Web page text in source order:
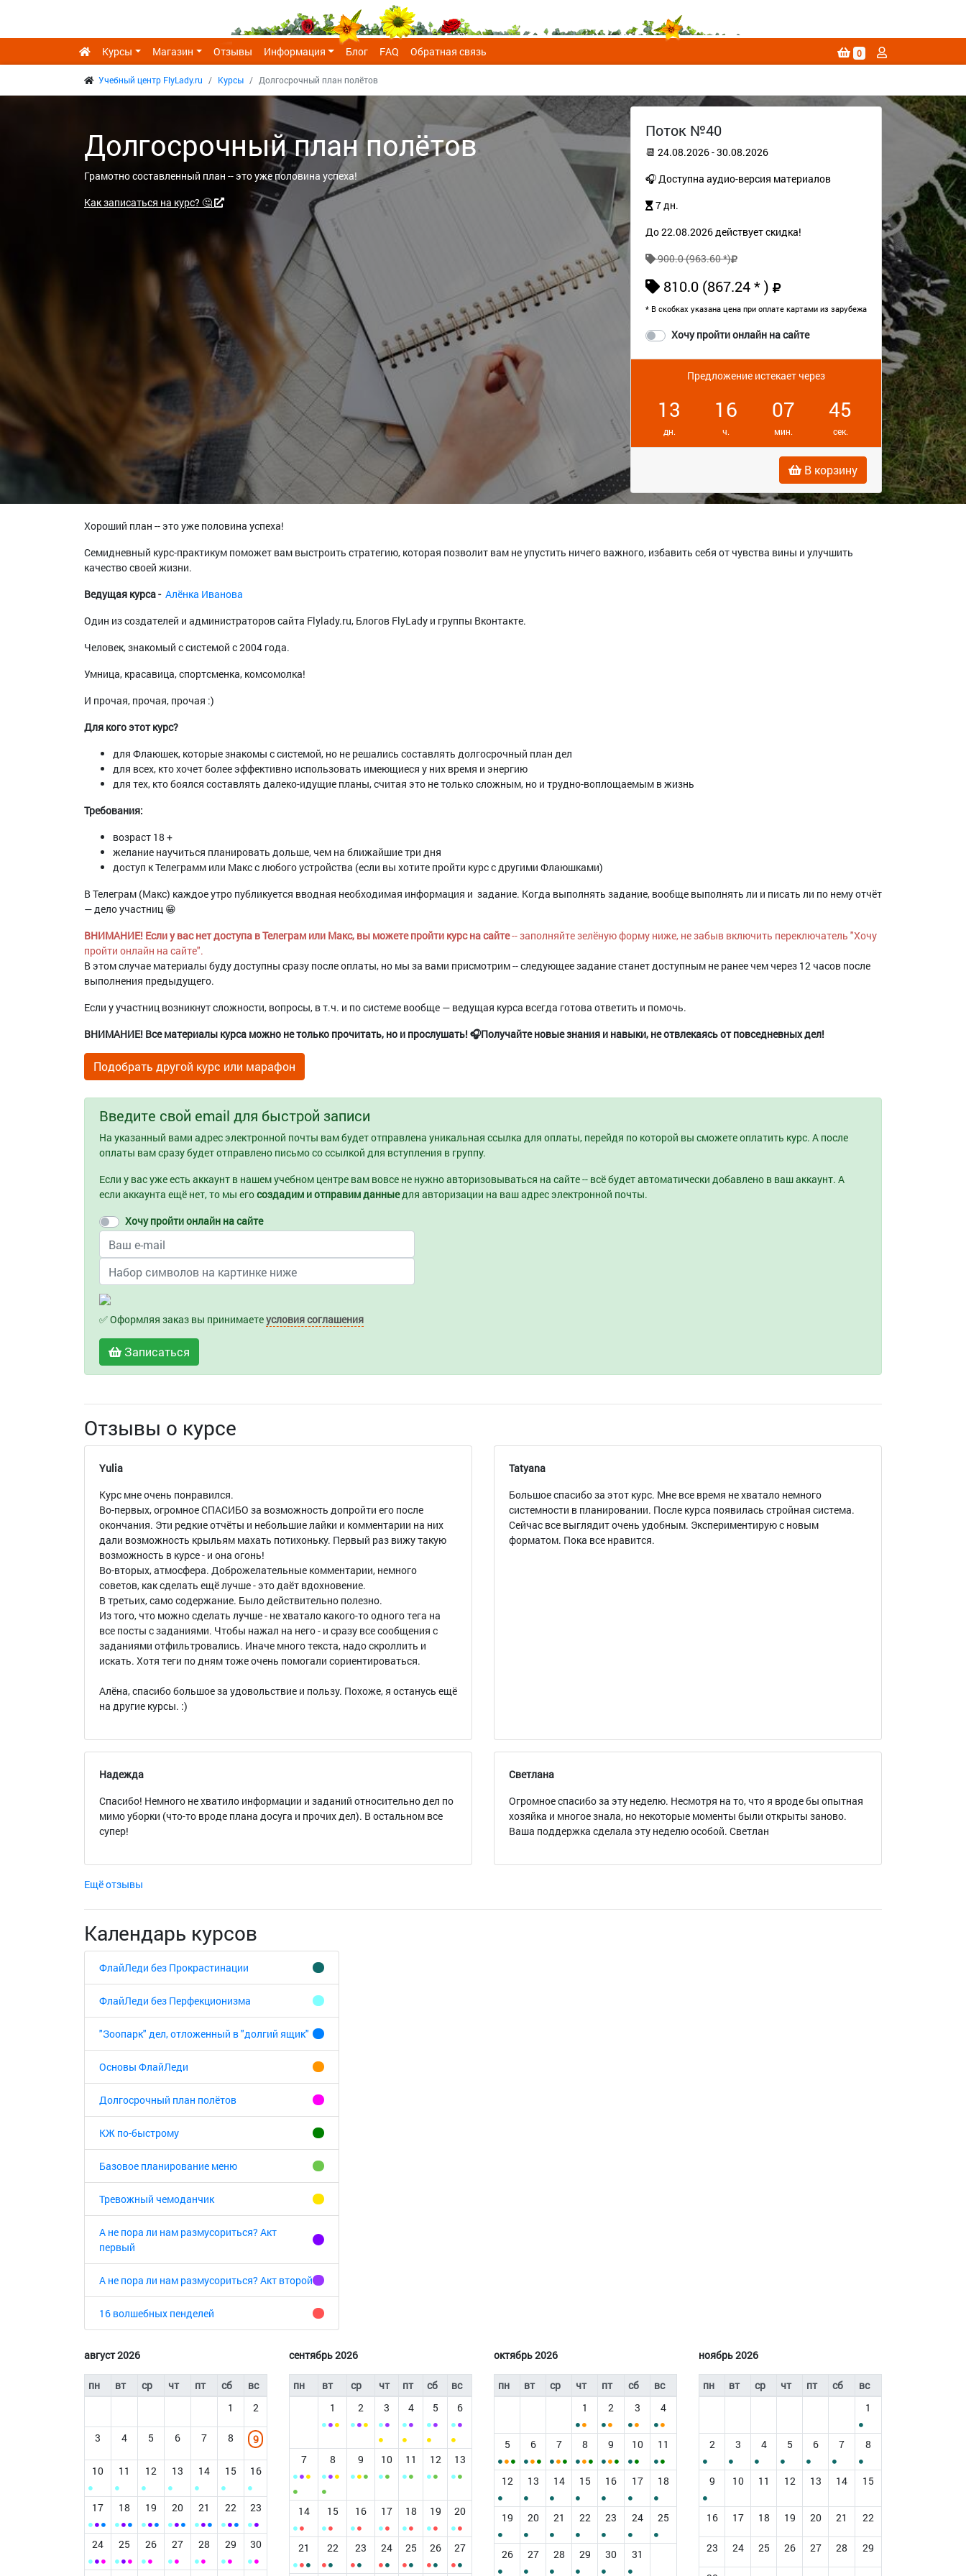
Курсы Магазин Отзывы Информация Блог FAQ Обратная связь 0
Учебный центр FlyLady.ru Курсы Долгосрочный план полётов
Долгосрочный план полётов
Грамотно составленный план -- это уже половина успеха!
Как записаться на курс? 🤔
Поток №40
📆 24.08.2026 - 30.08.2026
🎧 Доступна аудио-версия материалов
7 дн.
До 22.08.2026 действует скидка!
900.0 (963.60 *)
810.0 (867.24 * )
* В скобках указана цена при оплате картами из зарубежа
Хочу пройти онлайн на сайте
Предложение истекает через
13
дн.
16
ч.
07
мин.
44
сек.
В корзину
Хороший план -- это уже половина успеха!
Семидневный курс-практикум поможет вам выстроить стратегию, которая позволит вам не упустить ничего важного, избавить себя от чувства вины и улучшить
качество своей жизни.
Ведущая курса - Алёнка Иванова
Один из создателей и администраторов сайта Flylady.ru, Блогов FlyLady и группы Вконтакте.
Человек, знакомый с системой с 2004 года.
Умница, красавица, спортсменка, комсомолка!
И прочая, прочая, прочая :)
Для кого этот курс?
для Флаюшек, которые знакомы с системой, но не решались составлять долгосрочный план дел
для всех, кто хочет более эффективно использовать имеющиеся у них время и энергию
для тех, кто боялся составлять далеко-идущие планы, считая это не только сложным, но и трудно-воплощаемым в жизнь
Требования:
возраст 18 +
желание научиться планировать дольше, чем на ближайшие три дня
доступ к Телеграмм или Макс с любого устройства (если вы хотите пройти курс с другими Флаюшками)
В Телеграм (Макс) каждое утро публикуется вводная необходимая информация и задание. Когда выполнять задание, вообще выполнять ли и писать ли по нему отчёт
— дело участниц 😁
ВНИМАНИЕ! Если у вас нет доступа в Телеграм или Макс, вы можете пройти курс на сайте-- заполняйте зелёную форму ниже, не забыв включить переключатель "Хочу
пройти онлайн на сайте".
В этом случае материалы буду доступны сразу после оплаты, но мы за вами присмотрим -- следующее задание станет доступным не ранее чем через 12 часов после
выполнения предыдущего.
Если у участниц возникнут сложности, вопросы, в т.ч. и по системе вообще — ведущая курса всегда готова ответить и помочь.
ВНИМАНИЕ! Все материалы курса можно не только прочитать, но и прослушать! 🎧Получайте новые знания и навыки, не отвлекаясь от повседневных дел!
Подобрать другой курс или марафон
Введите свой email для быстрой записи
На указанный вами адрес электронной почты вам будет отправлена уникальная ссылка для оплаты, перейдя по которой вы сможете оплатить курс. А после
оплаты вам сразу будет отправлено письмо со ссылкой для вступления в группу.
Если у вас уже есть аккаунт в нашем учебном центре вам вовсе не нужно авторизовываться на сайте -- всё будет автоматически добавлено в ваш аккаунт. А
если аккаунта ещё нет, то мы егосоздадим и отправим данныедля авторизации на ваш адрес электронной почты.
Хочу пройти онлайн на сайте
✅ Оформляя заказ вы принимаетеусловия соглашения
Записаться
Отзывы о курсе
Yulia
Курс мне очень понравился.
Во-первых, огромное СПАСИБО за возможность допройти его после
окончания. Эти редкие отчёты и небольшие лайки и комментарии на них
дали возможность крыльям махать потихоньку. Первый раз вижу такую
возможность в курсе - и она огонь!
Во-вторых, атмосфера. Доброжелательные комментарии, немного
советов, как сделать ещё лучше - это даёт вдохновение.
В третьих, само содержание. Было действительно полезно.
Из того, что можно сделать лучше - не хватало какого-то одного тега на
все посты с заданиями. Чтобы нажал на него - и сразу все сообщения с
заданиями отфильтровались. Иначе много текста, надо скроллить и
искать. Хотя теги по дням тоже очень помогали сориентироваться.
Алёна, спасибо большое за удовольствие и пользу. Похоже, я останусь ещё
на другие курсы. :)
Tatyana
Большое спасибо за этот курс. Мне все время не хватало немного
системности в планировании. После курса появилась стройная система.
Сейчас все выглядит очень удобным. Экспериментирую с новым
форматом. Пока все нравится.
Надежда
Спасибо! Немного не хватило информации и заданий относительно дел по
мимо уборки (что-то вроде плана досуга и прочих дел). В остальном все
супер!
Светлана
Огромное спасибо за эту неделю. Несмотря на то, что я вроде бы опытная
хозяйка и многое знала, но некоторые моменты были открыты заново.
Ваша поддержка сделала эту неделю особой. Светлан
Ещё отзывы
Календарь курсов
ФлайЛеди без Прокрастинации
ФлайЛеди без Перфекционизма
"Зоопарк" дел, отложенный в "долгий ящик"
Основы ФлайЛеди
Долгосрочный план полётов
КЖ по-быстрому
Базовое планирование меню
Тревожный чемоданчик
А не пора ли нам размусориться? Акт
первый
А не пора ли нам размусориться? Акт второй
16 волшебных пенделей
август 2026
пн вт ср чт пт сб
вс
1
2
3 4 5 6 7 8 9
10 11 12 13 14 15 16
17 18 19 20 21 22 23
24 25 26 27 28 29 30
сентябрь 2026
пн вт ср чт пт сб
вс
1
2 3 4 5 6
7 8 9 10 11 12 13
14 15 16 17 18 19 20
21 22 23 24 25 26 27
октябрь 2026
пн вт ср чт пт сб
вс
1
2 3 4
5 6 7 8 9 10 11
12 13 14 15 16 17 18
19 20 21 22 23 24 25
26 27 28 29 30 31
ноябрь 2026
пн вт ср чт пт сб
вс
1
2 3 4 5 6 7 8
9 10 11 12 13 14 15
16 17 18 19 20 21 22
23 24 25 26 27 28 29